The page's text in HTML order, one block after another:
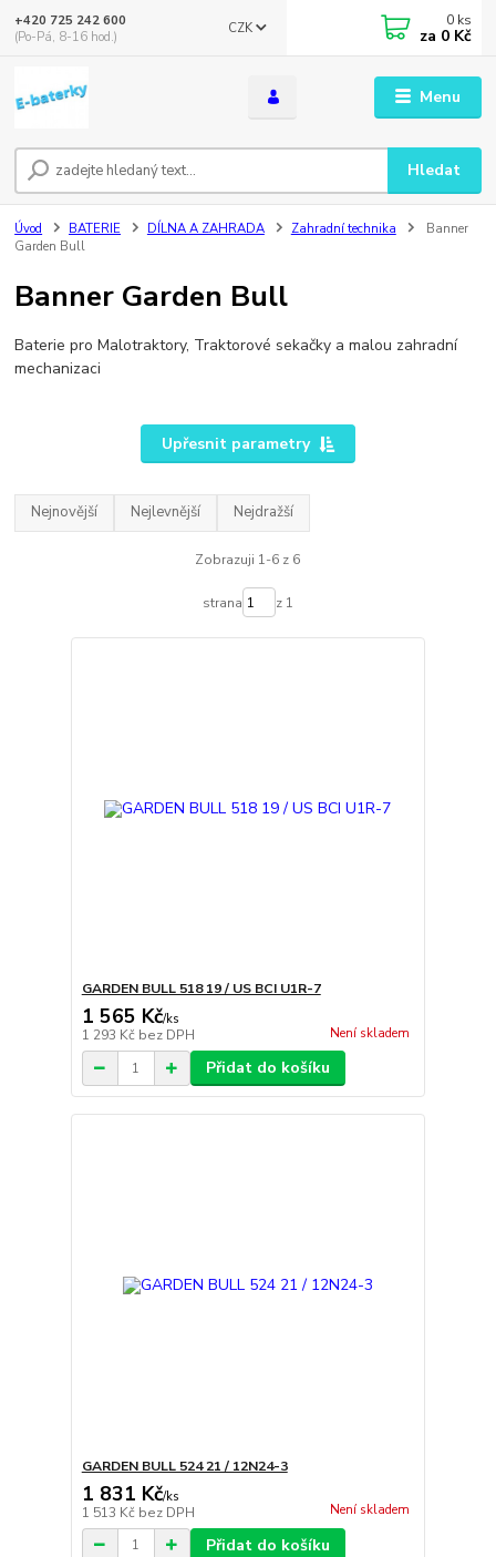
Menu
CZK
Hledat
+420 725 242 600
(Po-Pá, 8-16 hod.)
0 ks
za 0 Kč
Úvod BATERIE DÍLNA A ZAHRADA Zahradní technika
Banner
Garden Bull
Banner Garden Bull
Baterie pro Malotraktory, Traktorové sekačky a malou zahradní
mechanizaci
Upřesnit parametry
Nejnovější Nejlevnější Nejdražší
Zobrazuji 1-6 z 6
strana z 1
GARDEN BULL 518 19 / US BCI U1R-7
1 565 Kč/ks
1 293 Kč bez DPH Není skladem
Přidat do košíku
GARDEN BULL 524 21 / 12N24-3
1 831 Kč/ks
1 513 Kč bez DPH Není skladem
Přidat do košíku